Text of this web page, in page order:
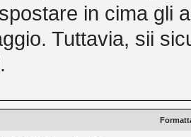
in cima gli
Tuttavia, sii